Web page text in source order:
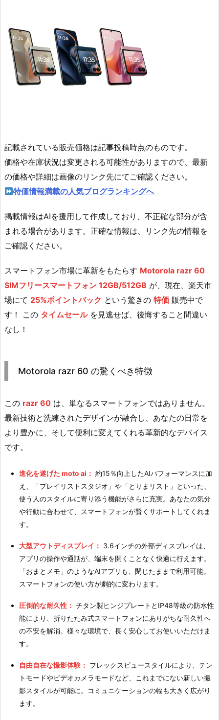
記載されている販売価格は記事投稿時点のものです。
価格や在庫状況は変更される可能性がありますので、最新
の価格や詳細は画像のリンク先にてご確認ください。
特価情報満載の人気ブログランキングへ
掲載情報はAIを援用して作成しており、不正確な部分が含
まれる場合があります。正確な情報は、リンク先の情報を
ご確認ください。
スマートフォン市場に革新をもたらす Motorola razr 60
SIMフリースマートフォン 12GB/512GB が、現在、楽天市
場にて 25%ポイントバック という驚きの 特価 販売中で
す！ この タイムセールを見逃せば、後悔すること間違い
なし！
Motorola razr 60 の驚くべき特徴
この razr 60 は、単なるスマートフォンではありません。
最新技術と洗練されたデザインが融合し、あなたの日常を
より豊かに、そして便利に変えてくれる革新的なデバイス
です。
進化を遂げた moto ai： 約15％向上したAIパフォーマンスに加
え、「プレイリストスタジオ」や「とりまリスト」といった、
使う人のスタイルに寄り添う機能がさらに充実。あなたの気分
や行動に合わせて、スマートフォンが賢くサポートしてくれま
す。
大型アウトディスプレイ： 3.6インチの外部ディスプレイは、
アプリの操作や通話が、端末を開くことなく快適に行えます。
「おまとメモ」のようなAIアプリも、閉じたままで利用可能。
スマートフォンの使い方が劇的に変わります。
圧倒的な耐久性： チタン製ヒンジプレートとIP48等級の防水性
能により、折りたたみ式スマートフォンにありがちな耐久性へ
の不安を解消。様々な環境で、長く安心してお使いいただけま
す。
自由自在な撮影体験： フレックスビュースタイルにより、テン
トモードやビデオカメラモードなど、これまでにない新しい撮
影スタイルが可能に。コミュニケーションの幅も大きく広がり
ます。